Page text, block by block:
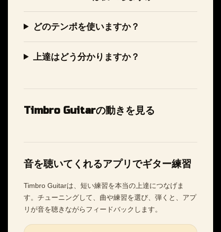
どのテンポを使いますか？
上達はどう分かりますか？
Timbro Guitarの動きを見る
音を聴いてくれるアプリでギター練習
Timbro Guitarは、短い練習を本当の上達につなげま
す。チューニングして、曲や練習を選び、弾くと、アプ
リが音を聴きながらフィードバックします。